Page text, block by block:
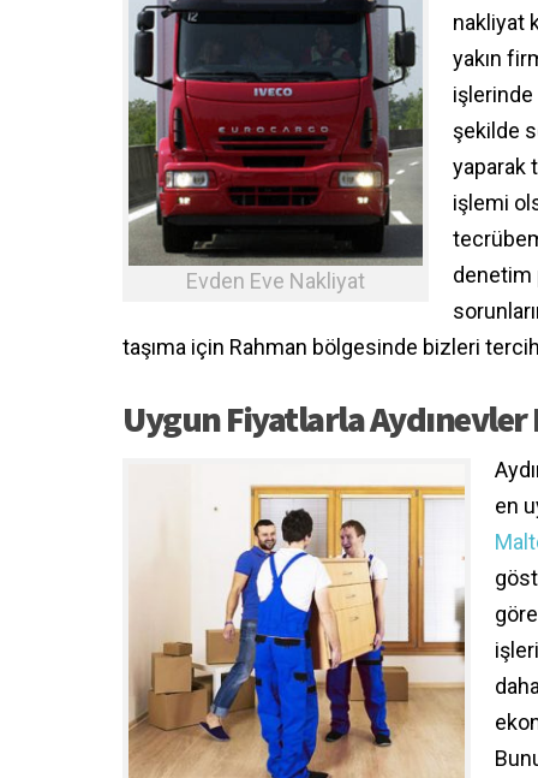
Evden Eve Nakliyat
nakliyat
yakın
şekilde
yaparak
işlemi
denetim
taşıma için Rahman bölgesinde bizleri
Uygun Fiyatlarla
en